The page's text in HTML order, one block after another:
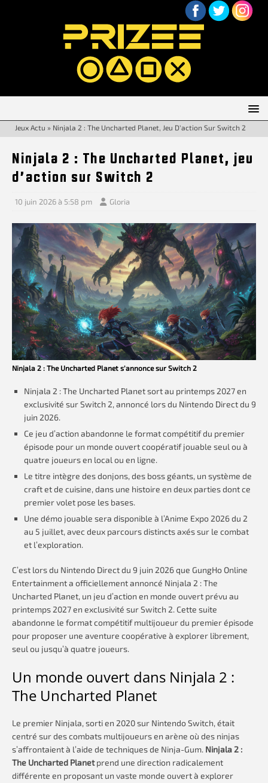
Jeux Actu » Ninjala 2 : The Uncharted Planet, Jeu D’action Sur Switch 2
Ninjala 2 : The Uncharted Planet, jeu
d’action sur Switch 2
10 juin 2026 à 5:58 pm Gloria
Ninjala 2 : The Uncharted Planet s’annonce sur Switch 2
Ninjala 2 : The Uncharted Planet sort au printemps 2027 en
exclusivité sur Switch 2, annoncé lors du Nintendo Direct du 9
juin 2026.
Ce jeu d’action abandonne le format compétitif du premier
épisode pour un monde ouvert coopératif jouable seul ou à
quatre joueurs en local ou en ligne.
Le titre intègre des donjons, des boss géants, un système de
craft et de cuisine, dans une histoire en deux parties dont ce
premier volet pose les bases.
Une démo jouable sera disponible à l’Anime Expo 2026 du 2
au 5 juillet, avec deux parcours distincts axés sur le combat
et l’exploration.
C’est lors du Nintendo Direct du 9 juin 2026 que GungHo Online
Entertainment a officiellement annoncé Ninjala 2 : The
Uncharted Planet, un jeu d’action en monde ouvert prévu au
printemps 2027 en exclusivité sur Switch 2. Cette suite
abandonne le format compétitif multijoueur du premier épisode
pour proposer une aventure coopérative à explorer librement,
seul ou jusqu’à quatre joueurs.
Un monde ouvert dans Ninjala 2 :
The Uncharted Planet
Le premier Ninjala, sorti en 2020 sur Nintendo Switch, était
centré sur des combats multijoueurs en arène où des ninjas
s’affrontaient à l’aide de techniques de Ninja-Gum. Ninjala 2 :
The Uncharted Planetprend une direction radicalement
différente en proposant un vaste monde ouvert à explorer